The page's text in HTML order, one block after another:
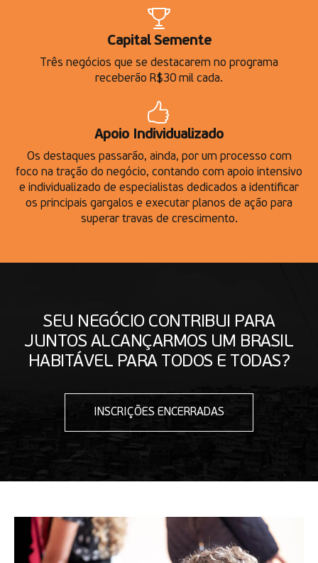
Capital Semente
Três negócios que se destacarem no programa
receberão R$30 mil cada.
Apoio Individualizado
Os destaques passarão, ainda, por um processo com
foco na tração do negócio, contando com apoio intensivo
e individualizado de especialistas dedicados a identificar
os principais gargalos e executar planos de ação para
superar travas de crescimento.
SEU NEGÓCIO CONTRIBUI PARA
JUNTOS ALCANÇARMOS UM BRASIL
HABITÁVEL PARA TODOS E TODAS?
INSCRIÇÕES ENCERRADAS